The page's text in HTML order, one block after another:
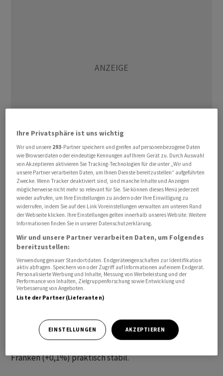
Konkret ging der Umsatz um 1,0 Prozent auf 733,6
Millionen Franken zurück, wie der zweitgrösste
Schweizer Telekomanbieter am Dienstag mitteilte. Der
segmentsbereinigte Betriebsgewinn vor
Abschreibungen und Amortisationen (EBITDA) sank nur
leicht um 0,1 Prozent auf 258,0 Millionen.
Verantwortlich für den Umsatzrückgang war
insbesondere der Privatkunden-Festnetzbereich, der
um 3,8 Prozent auf 286,2 Millionen schrumpfte. Diese
Verluste konnten nur teilweise durch ein starkes
Wachstum bei den Zweitmarken (yallo, Lebara und
Grosshandelsgeschäft ausgeglichen werden.
Franken (+0,1%) praktisch stabil.
Ihre Privatsphäre ist uns wichtig
Wir und unsere 293-Partner speichern und greifen auf personenbezogene Daten
wie Browserdaten oder eindeutige Kennungen auf Ihrem Gerät zu. Durch Auswahl
von Akzeptieren aktivieren Sie Tracking-Technologien für die unter „Wir und
unsere Partner verarbeiten Daten, um Ihnen Dienste bereitzustellen“ aufgeführten
Zwecke. Wenn Tracker deaktiviert sind, sind manche Inhalte und Anzeigen
möglicherweise nicht mehr so relevant für Sie. Sie können dieses Menü jederzeit
wieder aufrufen, um Ihre Einstellungen zu ändern oder Ihre Einwilligung zu
widerrufen, indem Sie auf den Link Voreinstellungen verwalten am unteren Rand
der Webseite klicken. Ihre Einstellungen gelten innerhalb unseres Website. Weitere
Informationen finden Sie in unserer Datenschutzerklärung.
Wir und unsere Partner verarbeiten Daten, um Folgendes
bereitzustellen:
Verwendung genauer Standortdaten. Endgeräteeigenschaften zur Identifikation
aktiv abfragen. Speichern von oder Zugriff auf Informationen auf einem Endgerät.
Personalisierte Werbung und Inhalte, Messung von Werbeleistung und der
Performance von Inhalten, Zielgruppenforschung sowie Entwicklung und
Verbesserung von Angeboten.
Liste der Partner (Lieferanten)
EINSTELLUNGEN AKZEPTIEREN